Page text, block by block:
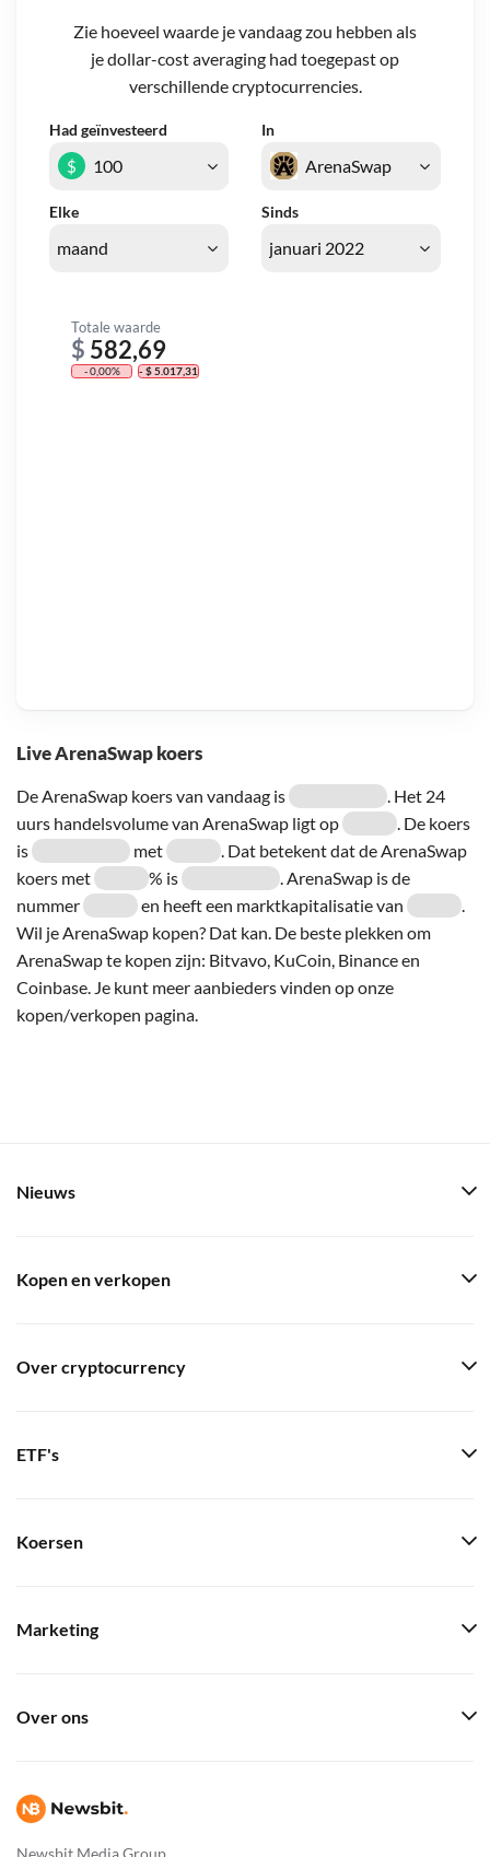
Live ArenaSwap koers
De ArenaSwap koers van vandaag is
. Het 24
uurs handelsvolume van ArenaSwap ligt op
. De koers
is
met
. Dat betekent dat de ArenaSwap
koers met
% is
. ArenaSwap is de
nummer
en heeft een marktkapitalisatie van
Wil je ArenaSwap kopen? Dat kan. De beste plekken om
ArenaSwap te kopen zijn: Bitvavo, KuCoin, Binance en
Coinbase. Je kunt meer aanbieders vinden op onze
kopen/verkopen pagina.
Zie hoeveel waarde je vandaag zou hebben als
je dollar-cost averaging had toegepast op
verschillende cryptocurrencies.
Had geïnvesteerd In
Elke Sinds
$
Totale waarde
$ 582,69
- 0,00% - $ 5.017,31
Newsbit Media Group
Nieuws
Kopen en verkopen
Over cryptocurrency
ETF's
Koersen
Marketing
Over ons